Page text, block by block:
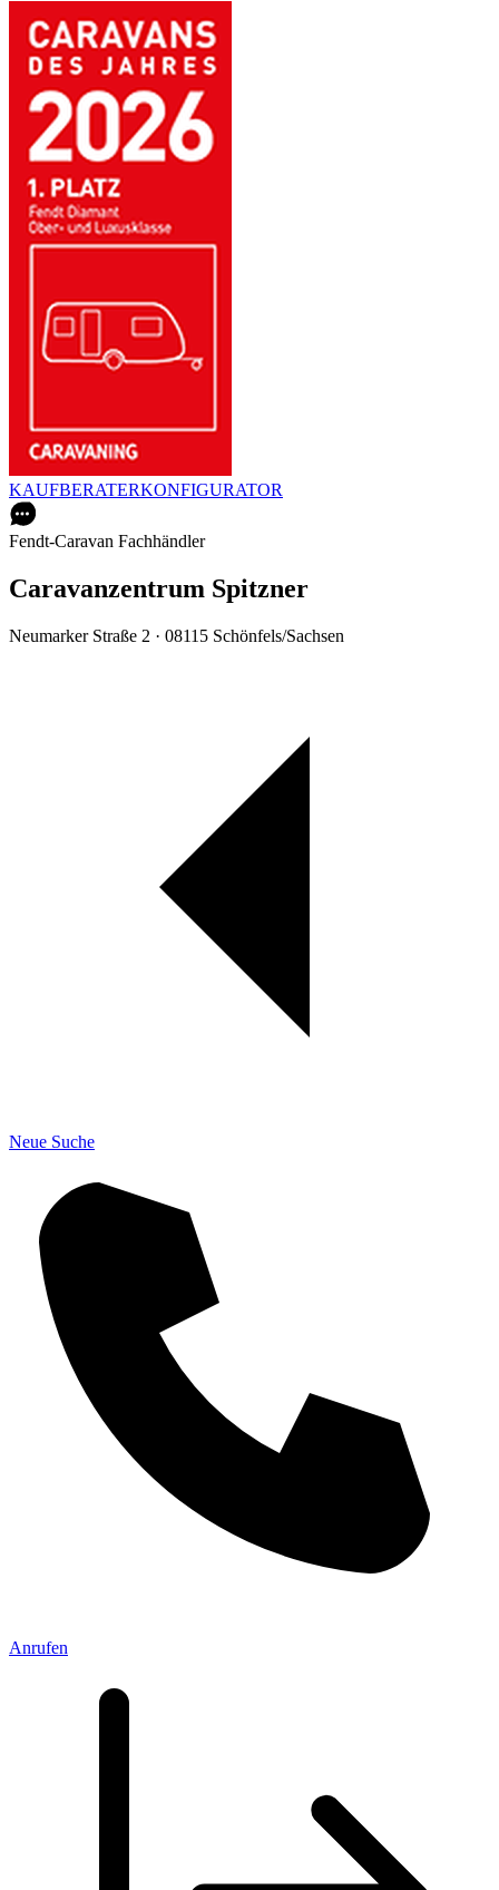
KAUFBERATERKONFIGURATOR
Fendt-Caravan Fachhändler
Caravanzentrum Spitzner
Neumarker Straße 2 · 08115 Schönfels/Sachsen
Neue Suche
Anrufen